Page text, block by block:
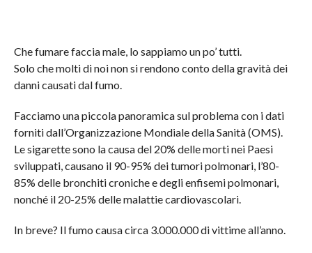
Che fumare faccia male, lo sappiamo un po’ tutti.
Solo che molti di noi non si rendono conto della gravità dei
danni causati dal fumo.
Facciamo una piccola panoramica sul problema con i dati
forniti dall’Organizzazione Mondiale della Sanità (OMS).
Le sigarette sono la causa del 20% delle morti nei Paesi
sviluppati, causano il 90-95% dei tumori polmonari, l’80-
85% delle bronchiti croniche e degli enfisemi polmonari,
nonché il 20-25% delle malattie cardiovascolari.
In breve? Il fumo causa circa 3.000.000 di vittime all’anno.